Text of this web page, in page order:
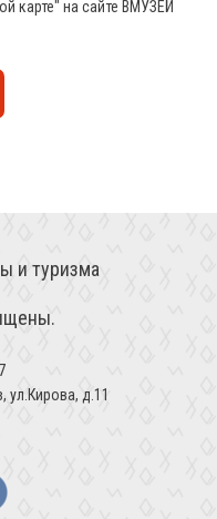
карте" на сайте ВМУЗЕЙ
и туризма
ул.Кирова, д.11